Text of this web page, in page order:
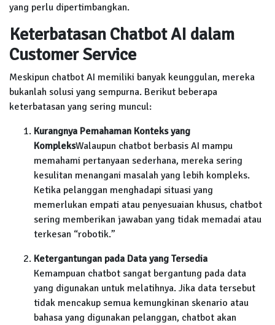
yang perlu dipertimbangkan.
Keterbatasan Chatbot AI dalam
Customer Service
Meskipun chatbot AI memiliki banyak keunggulan, mereka
bukanlah solusi yang sempurna. Berikut beberapa
keterbatasan yang sering muncul:
Kurangnya Pemahaman Konteks yang
KompleksWalaupun chatbot berbasis AI mampu
memahami pertanyaan sederhana, mereka sering
kesulitan menangani masalah yang lebih kompleks.
Ketika pelanggan menghadapi situasi yang
memerlukan empati atau penyesuaian khusus, chatbot
sering memberikan jawaban yang tidak memadai atau
terkesan “robotik.”
Ketergantungan pada Data yang Tersedia
Kemampuan chatbot sangat bergantung pada data
yang digunakan untuk melatihnya. Jika data tersebut
tidak mencakup semua kemungkinan skenario atau
bahasa yang digunakan pelanggan, chatbot akan